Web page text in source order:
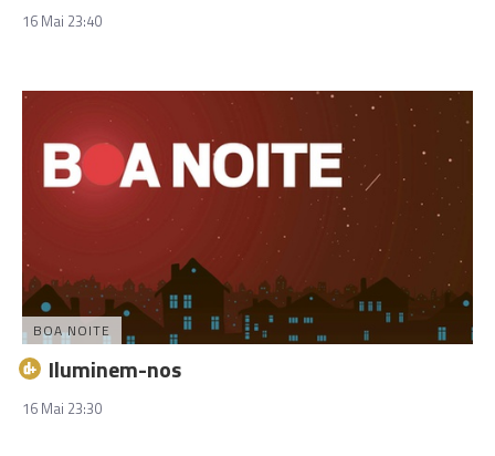
16 Mai 23:40
BOA NOITE
Iluminem-nos
16 Mai 23:30